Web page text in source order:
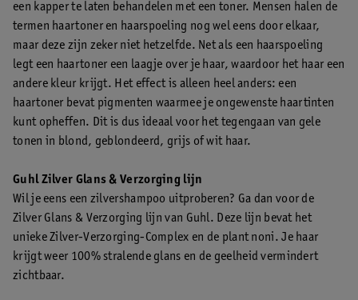
een kapper te laten behandelen met een toner. Mensen halen de
termen haartoner en haarspoeling nog wel eens door elkaar,
maar deze zijn zeker niet hetzelfde. Net als een haarspoeling
legt een haartoner een laagje over je haar, waardoor het haar een
andere kleur krijgt. Het effect is alleen heel anders: een
haartoner bevat pigmenten waarmee je ongewenste haartinten
kunt opheffen. Dit is dus ideaal voor het tegengaan van gele
tonen in blond, geblondeerd, grijs of wit haar.
Guhl Zilver Glans & Verzorging lijn
Wil je eens een zilvershampoo uitproberen? Ga dan voor de
Zilver Glans & Verzorging lijn van Guhl. Deze lijn bevat het
unieke Zilver-Verzorging-Complex en de plant noni. Je haar
krijgt weer 100% stralende glans en de geelheid vermindert
zichtbaar.